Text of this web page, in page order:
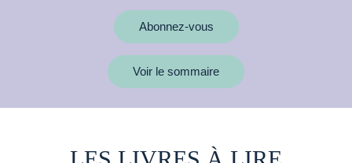
Abonnez-vous
Voir le sommaire